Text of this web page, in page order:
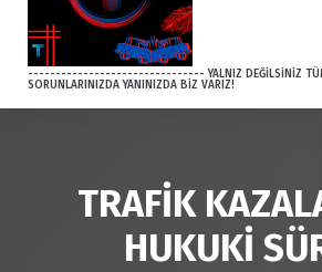
t
-------------------------------- YALNIZ DEĞİLSİNİZ
SORUNLARINIZDA YANINIZDA BİZ VARIZ!
TRAFİK
HUKUKİ